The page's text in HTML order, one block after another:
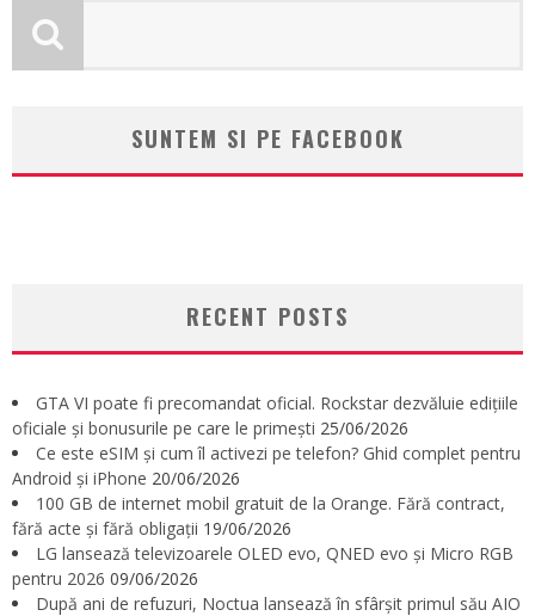
SUNTEM SI PE FACEBOOK
RECENT POSTS
GTA VI poate fi precomandat oficial. Rockstar dezvăluie edițiile
oficiale și bonusurile pe care le primești 25/06/2026
Ce este eSIM și cum îl activezi pe telefon? Ghid complet pentru
Android și iPhone 20/06/2026
100 GB de internet mobil gratuit de la Orange. Fără contract,
fără acte și fără obligații 19/06/2026
LG lansează televizoarele OLED evo, QNED evo și Micro RGB
pentru 2026 09/06/2026
După ani de refuzuri, Noctua lansează în sfârșit primul său AIO